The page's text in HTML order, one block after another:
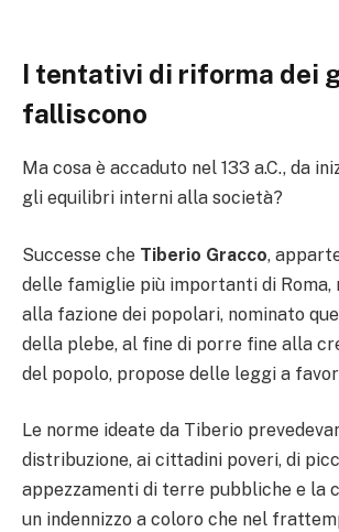
I tentativi di riforma dei
falliscono
Ma cosa è accaduto nel 133 a.C., da
gli equilibri interni alla società?
Successe che Tiberio Gracco,
delle famiglie più importanti di Roma,
alla fazione dei popolari, nominato
della plebe, al fine di porre fine alla
del popolo, propose delle leggi a
Le norme ideate da Tiberio
distribuzione, ai cittadini poveri, di
appezzamenti di terre pubbliche e la
un indennizzo a coloro che nel